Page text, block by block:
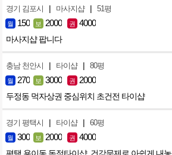
경기 김포시 | 마사지샵 | 51평
월 150 보 2000 권 4000
마사지샵 팝니다
충남 천안시 | 타이샵 | 80평
월 270 보 3000 권 2000
두정동 먹자상권 중심위치 초건전 타이샵
경기 평택시 | 타이샵 | 60평
월 300 보 2000 권 4000